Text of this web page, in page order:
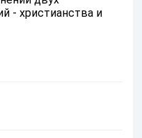
- христианства и